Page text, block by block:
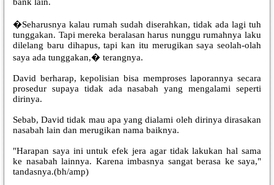
�Seharusnya kalau rumah sudah diserahkan, tidak ada lagi tuh
tunggakan. Tapi mereka beralasan harus nunggu rumahnya laku
dilelang baru dihapus, tapi kan itu merugikan saya seolah-olah
saya ada tunggakan,� terangnya.
David berharap, kepolisian bisa memproses laporannya secara
prosedur supaya tidak ada nasabah yang mengalami seperti
dirinya.
Sebab, David tidak mau apa yang dialami oleh dirinya dirasakan
nasabah lain dan merugikan nama baiknya.
"Harapan saya ini untuk efek jera agar tidak lakukan hal sama
ke nasabah lainnya. Karena imbasnya sangat berasa ke saya,"
tandasnya.(bh/amp)